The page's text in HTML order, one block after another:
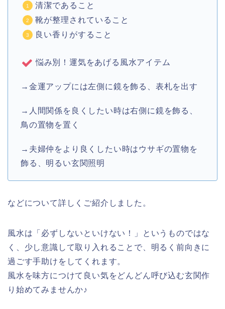
清潔であること
靴が整理されていること
良い香りがすること
悩み別！運気をあげる風水アイテム
→金運アップには左側に鏡を飾る、表札を出す
→人間関係を良くしたい時は右側に鏡を飾る、
鳥の置物を置く
→夫婦仲をより良くしたい時はウサギの置物を
飾る、明るい玄関照明
などについて詳しくご紹介しました。
風水は「必ずしないといけない！」というものではな
く、少し意識して取り入れることで、明るく前向きに
過ごす手助けをしてくれます。
風水を味方につけて良い気をどんどん呼び込む玄関作
り始めてみませんか♪